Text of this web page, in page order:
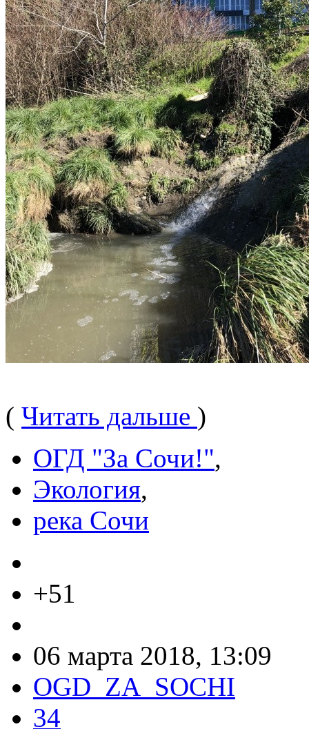
( Читать дальше )
ОГД "За Сочи!",
Экология,
река Сочи
+51
06 марта 2018, 13:09
OGD_ZA_SOCHI
34